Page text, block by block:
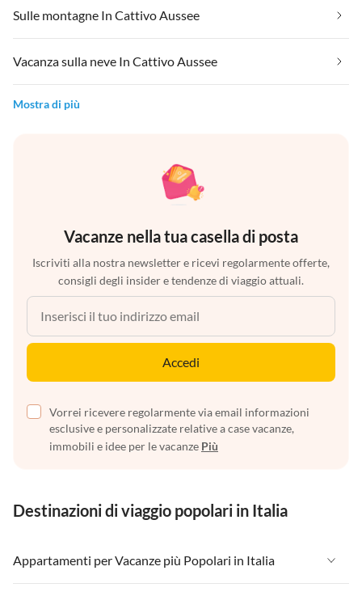
Sulle montagne In Cattivo Aussee
Vacanza sulla neve In Cattivo Aussee
Mostra di più
Vacanze nella tua casella di posta
Iscriviti alla nostra newsletter e ricevi regolarmente offerte,
consigli degli insider e tendenze di viaggio attuali.
Accedi
Vorrei ricevere regolarmente via email informazioni
esclusive e personalizzate relative a case vacanze,
immobili e idee per le vacanze Più
Destinazioni di viaggio popolari in Italia
Appartamenti per Vacanze più Popolari in Italia